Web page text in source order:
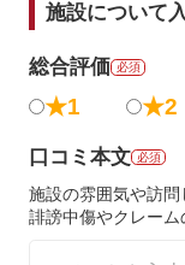
施設について
総合評価 必須
★1 ★2
口コミ本文 必須
施設の雰囲気や訪問
誹謗中傷やクレーム